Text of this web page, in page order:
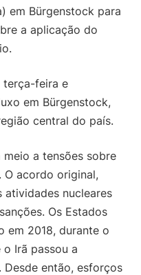
em Bürgenstock para
a aplicação do
terça-feira e
em Bürgenstock,
central do país.
a tensões sobre
O acordo original,
atividades nucleares
Os Estados
em 2018, durante o
Irã passou a
então, esforços